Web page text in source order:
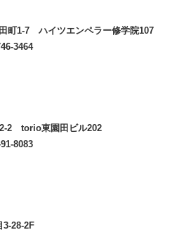
町1-7 ハイツエンペラー修学院107
3464
2 torio東園田ビル202
8083
3-28-2F